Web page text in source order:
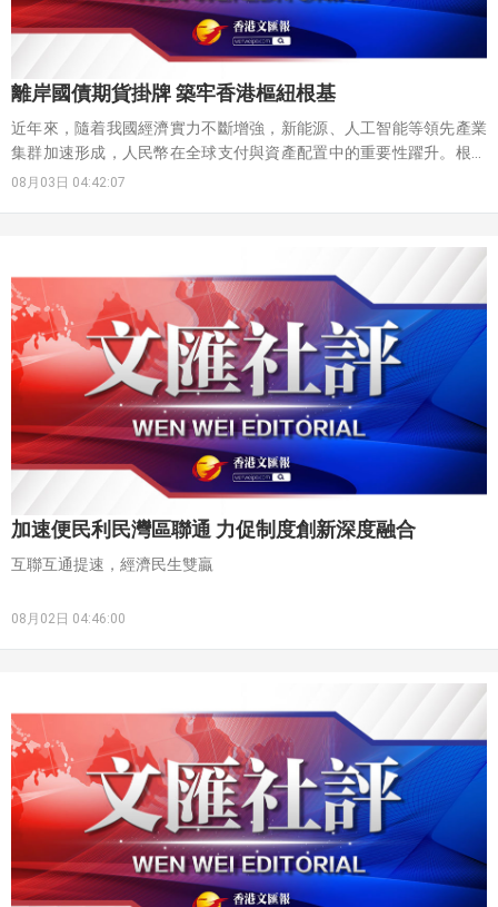
身體會後，對未來北都區發展可化解當下困局的期盼，希望特區政府
均衡兼顧北都區內各種元素，更切實地締造北都區「宜業宜居」的格
離岸國債期貨掛牌 築牢香港樞紐根基
近年來，隨着我國經濟實力不斷增強，新能源、人工智能等領先產業
集群加速形成，人民幣在全球支付與資產配置中的重要性躍升。根據
SWIFT數據，截至2026年7月，人民幣已成為全球第五大常用支付貨
長期缺乏場內標準化利率對沖工具的短板日益凸顯。過往外資面對利
率波動，往往只能「裸持」風險或直接拋售現貨，引發跨境資金劇烈
震盪。
08月03日 04:42:07
加速便民利民灣區聯通 力促制度創新深度融合
互聯互通提速，經濟民生雙贏
08月02日 04:46:00